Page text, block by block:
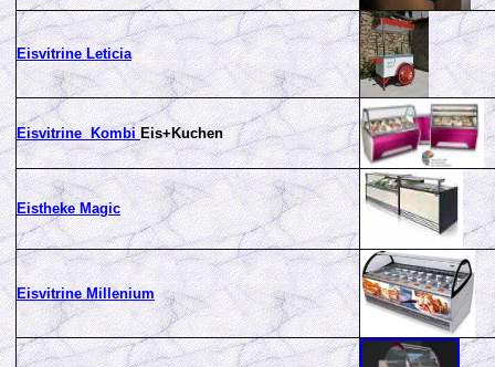
Eisvitrine Leticia
Eisvitrine KombiEis+Kuchen
Eistheke Magic
Eisvitrine Millenium